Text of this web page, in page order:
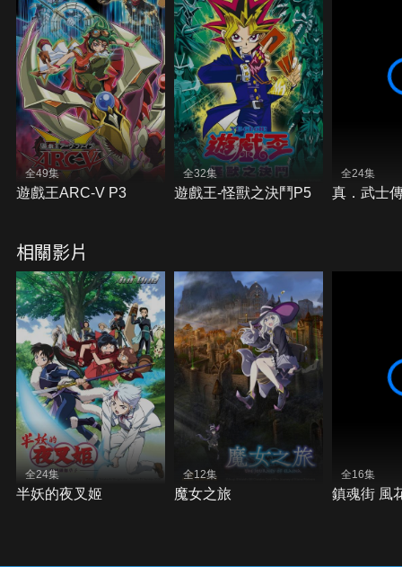
全49集
遊戲王ARC-V P3
全32集
遊戲王-怪獸之決鬥P5
全24集
真．武士
相關影片
全24集
半妖的夜叉姬
全12集
魔女之旅
全16集
鎮魂街 風